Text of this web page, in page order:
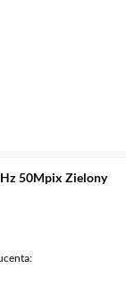
50Mpix Zielony
zł